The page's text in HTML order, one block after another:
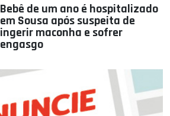
Bebê de um ano é hospitalizado
em Sousa após suspeita de
ingerir maconha e sofrer
engasgo